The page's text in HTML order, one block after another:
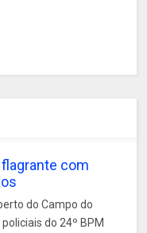
com
do Campo do
do 24º BPM